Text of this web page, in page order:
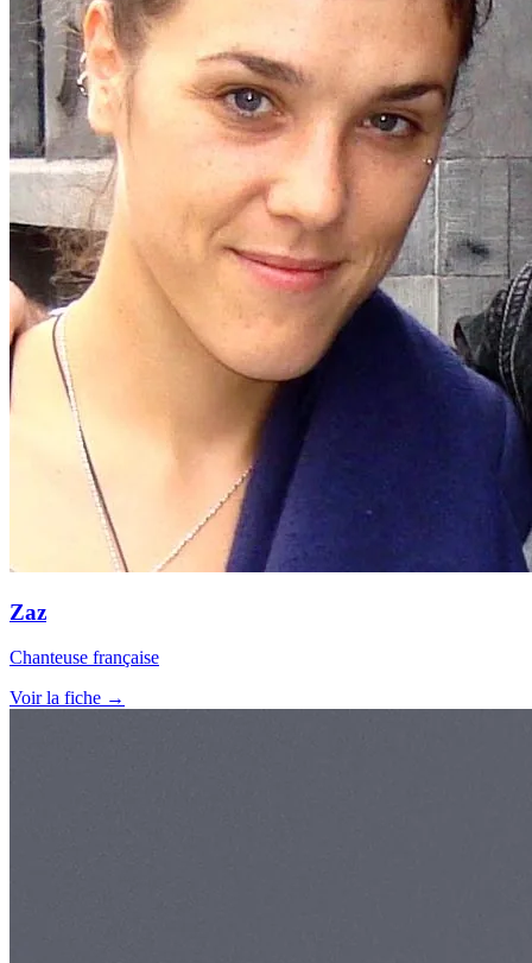
Zaz
Chanteuse française
Voir la fiche →